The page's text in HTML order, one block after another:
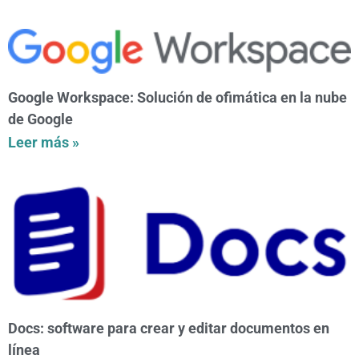
Google Workspace: Solución de ofimática en la nube
de Google
Leer más »
Docs: software para crear y editar documentos en
línea